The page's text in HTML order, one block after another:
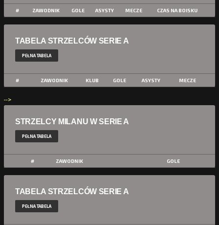
# ZAWODNIK GOLE ASYSTY MECZE CZAS NA BOISKU
TABELA STRZELCÓW SERIE A
PEŁNA TABELA
# ZAWODNIK KLUB GOLE ASYSTY MECZE
-->
STRZELCY MILANU W SERIE A
PEŁNA TABELA
# ZAWODNIK GOLE
TABELA STRZELCÓW SERIE A
PEŁNA TABELA